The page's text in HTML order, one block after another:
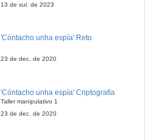
Quenda de debate
Conferencia de António Nóvoa
13 de xul. de 2023
'Cóntacho unha espía' Reto
23 de dec. de 2020
'Cóntacho unha espía' Criptografía
Taller manipulativo 1
23 de dec. de 2020